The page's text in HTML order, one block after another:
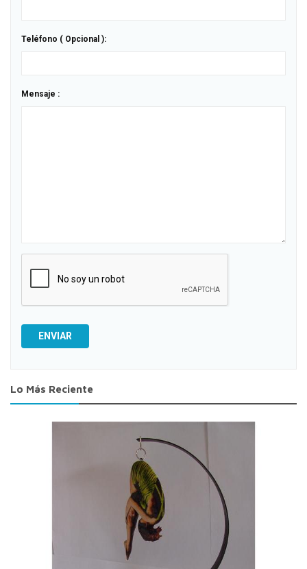
Teléfono ( Opcional ):
Mensaje :
ENVIAR
Lo Más Reciente